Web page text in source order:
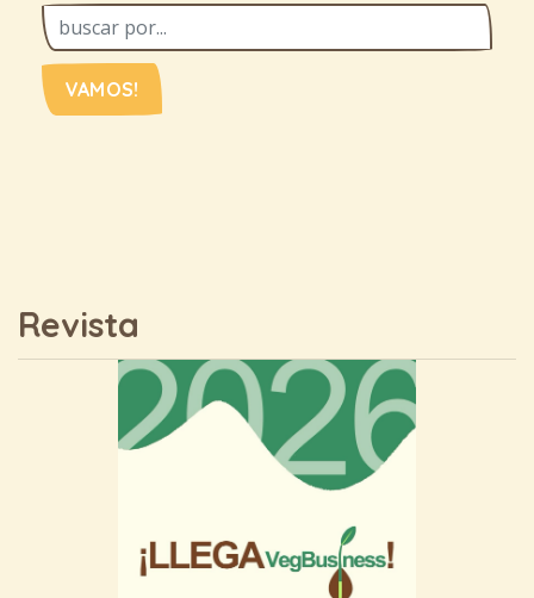
VAMOS!
Revista